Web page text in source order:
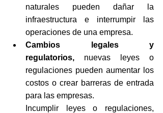
naturales pueden dañar la
infraestructura e interrumpir las
operaciones de una empresa.
Cambios legales y
regulatorios, nuevas leyes o
regulaciones pueden aumentar los
costos o crear barreras de entrada
para las empresas.
Incumplir leyes o regulaciones,